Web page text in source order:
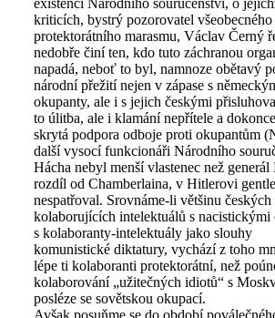
kriticích, bystrý pozorovatel všeobecného
protektorátního marasmu, Václav Černý
nedobře činí ten, kdo tuto záchranou
napadá, neboť to byl, namnoze obětavý
národní přežití nejen v zápase s
okupanty, ale i s jejich českými
to úlitba, ale i klamání nepřítele a
skrytá podpora odboje proti okupantům
další vysocí funkcionáři Národního
Hácha nebyl menší vlastenec než generál
rozdíl od Chamberlaina, v Hitlerovi
nespatřoval. Srovnáme-li většinu českých
kolaborujících intelektuálů s nacistickými
s kolaboranty-intelektuály jako slouhy
komunistické diktatury, vychází z toho
lépe ti kolaboranti protektorátní, než
kolaborování „užitečných idiotů“ s
posléze se sovětskou okupací.
Avšak posuňme se do období